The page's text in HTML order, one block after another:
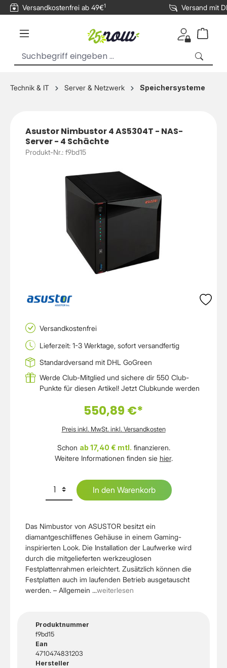
springen
Versandkostenfrei ab 49€1 Versand mit
Technik & IT Server & Netzwerk Speichersysteme
Asustor Nimbustor 4 AS5304T - NAS-
Server - 4 Schächte
Produkt-Nr.: f9bd15
Das Nimbustor von ASUSTOR besitzt ein
diamantgeschliffenes Gehäuse in einem Gaming-
inspirierten Look. Die Installation der Laufwerke wird
durch die mitgelieferten werkzeuglosen
Festplattenrahmen erleichtert. Zusätzlich können die
Festplatten auch im laufenden Betrieb ausgetauscht
werden. – Allgemein ...weiterlesen
Produktnummer
f9bd15
Ean
4710474831203
Hersteller
Versandkostenfrei
Lieferzeit: 1-3 Werktage, sofort versandfertig
Standardversand mit DHL GoGreen
Werde Club-Mitglied und sichere dir 550 Club-
Punkte für diesen Artikel! Jetzt Clubkunde werden
550,89 €*
Preis inkl. MwSt. inkl. Versandkosten
Schon ab 17,40 € mtl. finanzieren.
Weitere Informationen finden sie hier.
In den Warenkorb